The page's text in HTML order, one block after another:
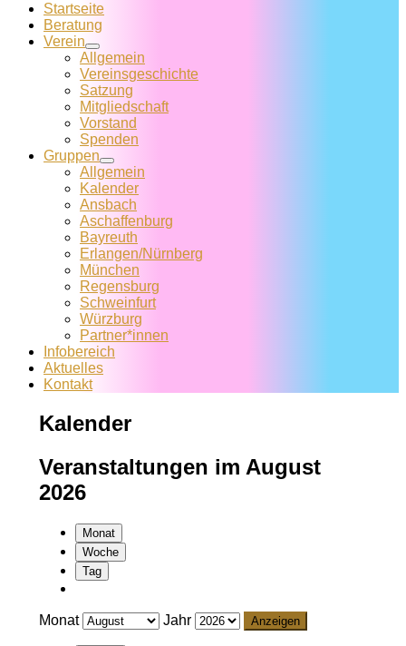
Startseite
Beratung
Verein
Allgemein
Vereins­geschichte
Satzung
Mitglied­schaft
Vorstand
Spenden
Gruppen
Allgemein
Kalender
Ansbach
Aschaffenburg
Bayreuth
Erlangen/Nürnberg
München
Regensburg
Schweinfurt
Würzburg
Partner*innen
Infobereich
Aktuelles
Kontakt
Kalender
Veranstaltungen im August
2026
Monat
Woche
Tag
Monat Jahr